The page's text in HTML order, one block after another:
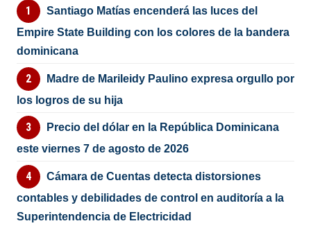
Santiago Matías encenderá las luces del
Empire State Building con los colores de la bandera
dominicana
Madre de Marileidy Paulino expresa orgullo por
los logros de su hija
Precio del dólar en la República Dominicana
este viernes 7 de agosto de 2026
Cámara de Cuentas detecta distorsiones
contables y debilidades de control en auditoría a la
Superintendencia de Electricidad